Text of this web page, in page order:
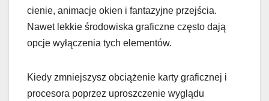
cienie, animacje okien i fantazyjne przejścia.
Nawet lekkie środowiska graficzne często dają
opcje wyłączenia tych elementów.
Kiedy zmniejszysz obciążenie karty graficznej i
procesora poprzez uproszczenie wyglądu